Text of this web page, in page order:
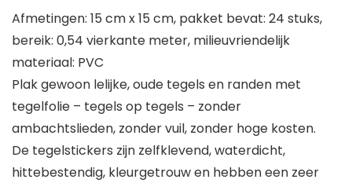
Afmetingen: 15 cm x 15 cm, pakket bevat: 24 stuks,
bereik: 0,54 vierkante meter, milieuvriendelijk
materiaal: PVC
Plak gewoon lelijke, oude tegels en randen met
tegelfolie – tegels op tegels – zonder
ambachtslieden, zonder vuil, zonder hoge kosten.
De tegelstickers zijn zelfklevend, waterdicht,
hittebestendig, kleurgetrouw en hebben een zeer